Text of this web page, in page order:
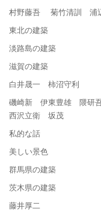
村野藤吾 菊竹清訓 浦
東北の建築
淡路島の建築
滋賀の建築
白井晟一 柿沼守利
磯崎新 伊東豊雄 隈研
西沢立衛 坂茂
私的な話
美しい景色
群馬県の建築
茨木県の建築
藤井厚二